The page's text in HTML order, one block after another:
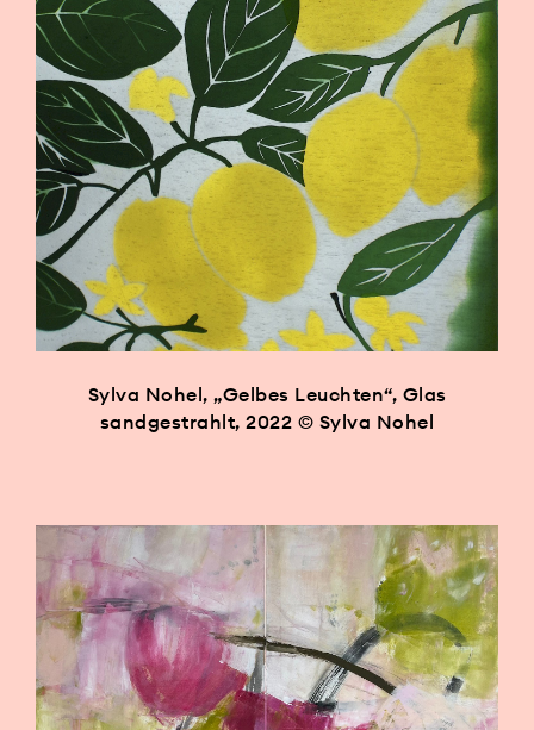
Sylva Nohel, „Gelbes Leuchten“, Glas
sandgestrahlt, 2022 © Sylva Nohel